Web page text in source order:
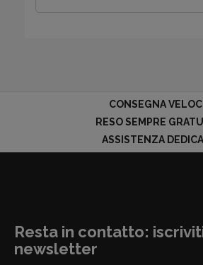
CONSEGNA
RESO SEMPRE
ASSISTENZA
Resta in contatto:
newsletter